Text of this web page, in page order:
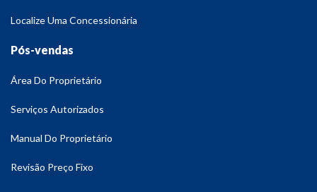
Localize Uma Concessionária
Pós-vendas
Área Do Proprietário
Serviços Autorizados
Manual Do Proprietário
Revisão Preço Fixo